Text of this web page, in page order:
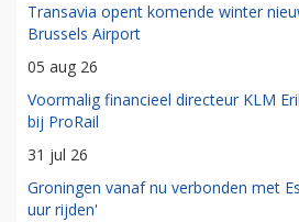
Transavia opent komende winter
Brussels Airport
05 aug 26
Voormalig financieel directeur KLM
bij ProRail
31 jul 26
Groningen vanaf nu verbonden met
uur rijden'